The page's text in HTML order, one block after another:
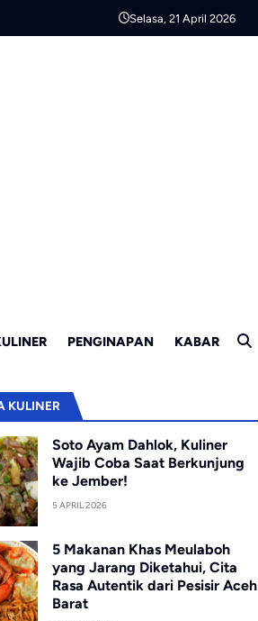
Selasa, 21 April 2026
PENGINAPAN KABAR
KULINER
Soto Ayam Dahlok, Kuliner
Wajib Coba Saat Berkunjung
ke Jember!
5 APRIL 2026
5 Makanan Khas Meulaboh
yang Jarang Diketahui, Cita
Rasa Autentik dari Pesisir Aceh
Barat